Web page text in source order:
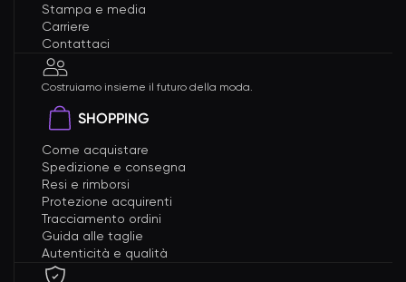
Stampa e media
Carriere
Contattaci
Costruiamo insieme il futuro della moda.
SHOPPING
Come acquistare
Spedizione e consegna
Resi e rimborsi
Protezione acquirenti
Tracciamento ordini
Guida alle taglie
Autenticità e qualità